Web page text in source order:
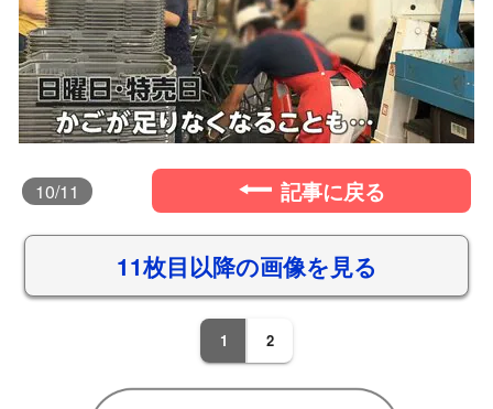
10/11 記事に戻る
11枚目以降の画像を見る
1 2